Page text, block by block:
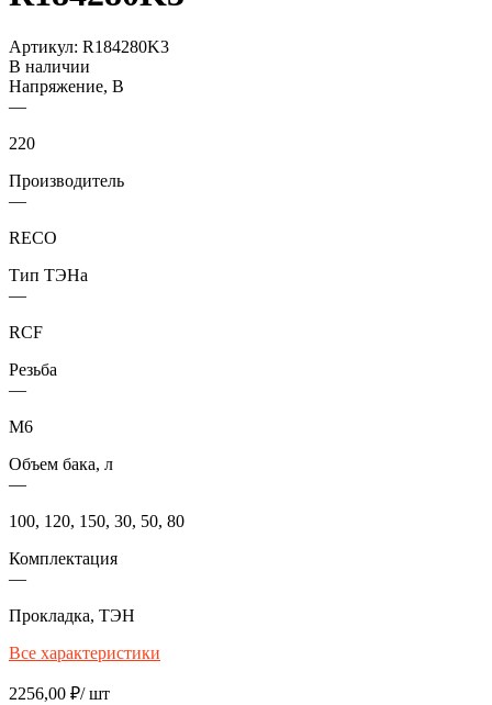
Артикул: R184280K3
В наличии
Напряжение, В
—
220
Производитель
—
RECO
Тип ТЭНа
—
RCF
Резьба
—
М6
Объем бака, л
—
100, 120, 150, 30, 50, 80
Комплектация
—
Прокладка, ТЭН
Все характеристики
2256,00 ₽/ шт